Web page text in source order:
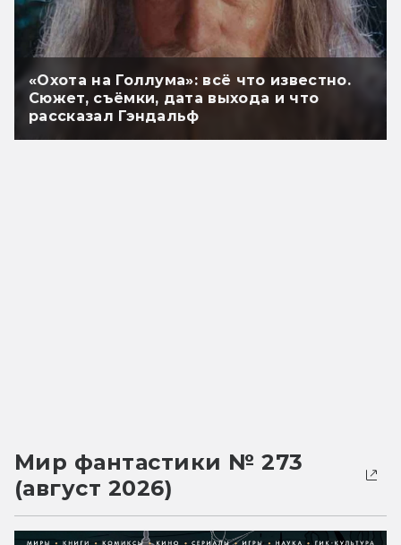
«Охота на Голлума»: всё что известно.
Сюжет, съёмки, дата выхода и что
рассказал Гэндальф
Мир фантастики № 273
(август 2026)